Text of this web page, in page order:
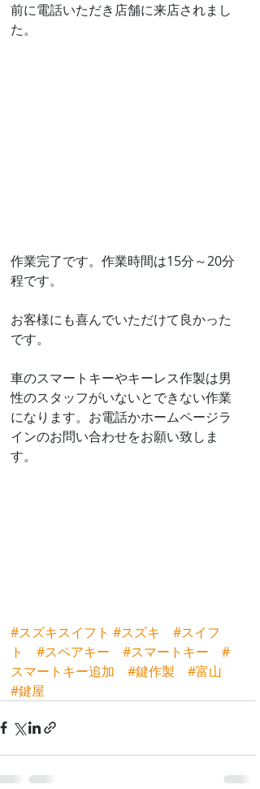
前に電話いただき店舗に来店されまし
た。
作業完了です。作業時間は15分～20分
程です。
お客様にも喜んでいただけて良かった
です。
車のスマートキーやキーレス作製は男
性のスタッフがいないとできない作業
になります。お電話かホームページラ
インのお問い合わせをお願い致しま
す。
#スズキスイフト #スズキ
#スイフ
ト
#スペアキー #スマートキー
#
スマートキー追加
#鍵作製
#富山
#鍵屋